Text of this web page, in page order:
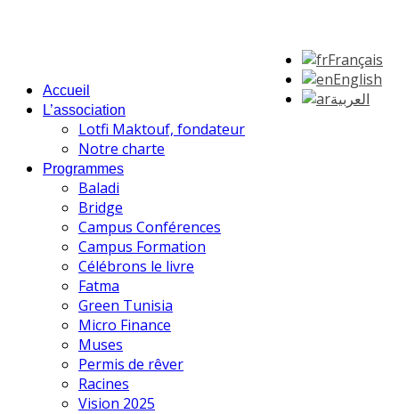
Français
English
العربية
Accueil
L’association
Lotfi Maktouf, fondateur
Notre charte
Programmes
Baladi
Bridge
Campus Conférences
Campus Formation
Célébrons le livre
Fatma
Green Tunisia
Micro Finance
Muses
Permis de rêver
Racines
Vision 2025